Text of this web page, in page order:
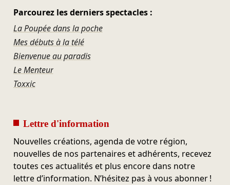
Parcourez les derniers spectacles :
La Poupée dans la poche
Mes débuts à la télé
Bienvenue au paradis
Le Menteur
Toxxic
Lettre d'information
Nouvelles créations, agenda de votre région,
nouvelles de nos partenaires et adhérents, recevez
toutes ces actualités et plus encore dans notre
lettre d’information. N’hésitez pas à vous abonner !